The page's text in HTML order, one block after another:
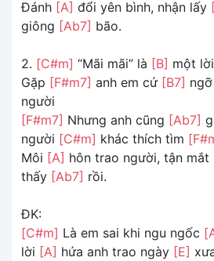
Đánh [A] đổi yên bình, nhận lấy
giông [Ab7] bão.
2. [C#m] “Mãi mãi” là [B] một lời
Gặp [F#m7] anh em cứ [B7]
người
[F#m7] Nhưng anh cũng [Ab7]
người [C#m] khác thích tìm
Môi [A] hôn trao người, tận mắt
thấy [Ab7] rồi.
ĐK:
[C#m] Là em sai khi ngu ngốc
lời [A] hứa anh trao ngày [E]